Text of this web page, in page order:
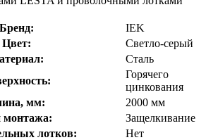
Бренд:
IEK
Цвет:
Светло-серый
Сталь
Горячего
цинкования
мм:
2000 мм
монтажа:
Защелкивание
лотков:
Нет